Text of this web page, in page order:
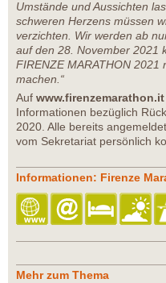
Umstände und Aussichten
schweren Herzens müssen
verzichten. Wir werden ab
auf den 28. November 2021
FIRENZE MARATHON
machen.“
Auf www.firenzemarathon.it
Informationen bezüglich
2020. Alle bereits
vom Sekretariat persönlich
Informationen: Firenze
Mehr zum Thema